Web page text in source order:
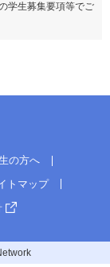
学生募集要項等でご
の方へ
トマップ